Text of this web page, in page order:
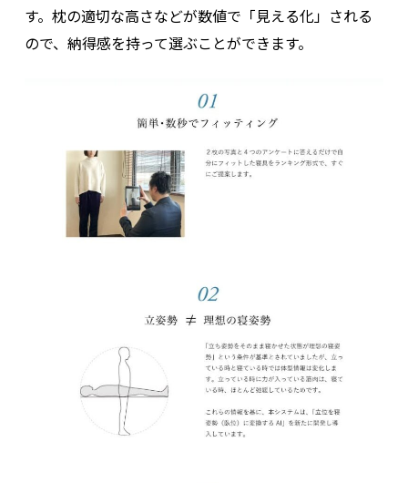
す。 枕の適切な高さなどが数値で「見える化」される
ので、納得感を持って選ぶことができます。